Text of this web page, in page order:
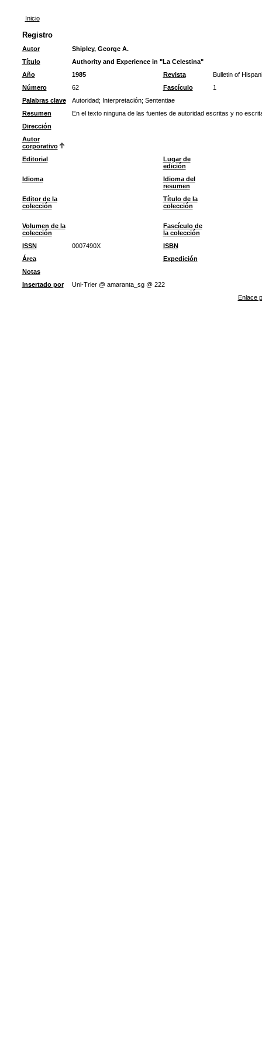
Inicio
Registro
Autor
Shipley, George A.
Título
Authority and Experience in "La Celestina"
Año
1985 Revista
Bulletin of
Número
62 Fascículo
1
Palabras clave
Autoridad; Interpretación; Sententiae
Resumen
En el texto ninguna de las fuentes de autoridad escritas y no
Dirección
Autor
corporativo
Editorial
Lugar de
edición
Idioma
Idioma del
resumen
Editor de la
colección
Título de la
colección
Volumen de la
colección
Fascículo de
la colección
ISSN
0007490X
ISBN
Área
Expedición
Notas
Insertado por
Uni-Trier @ amaranta_sg @ 222
Enlace